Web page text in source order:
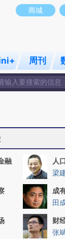
。不代表财新观点
商城
周刊
融
人
梁
成
田
财
张